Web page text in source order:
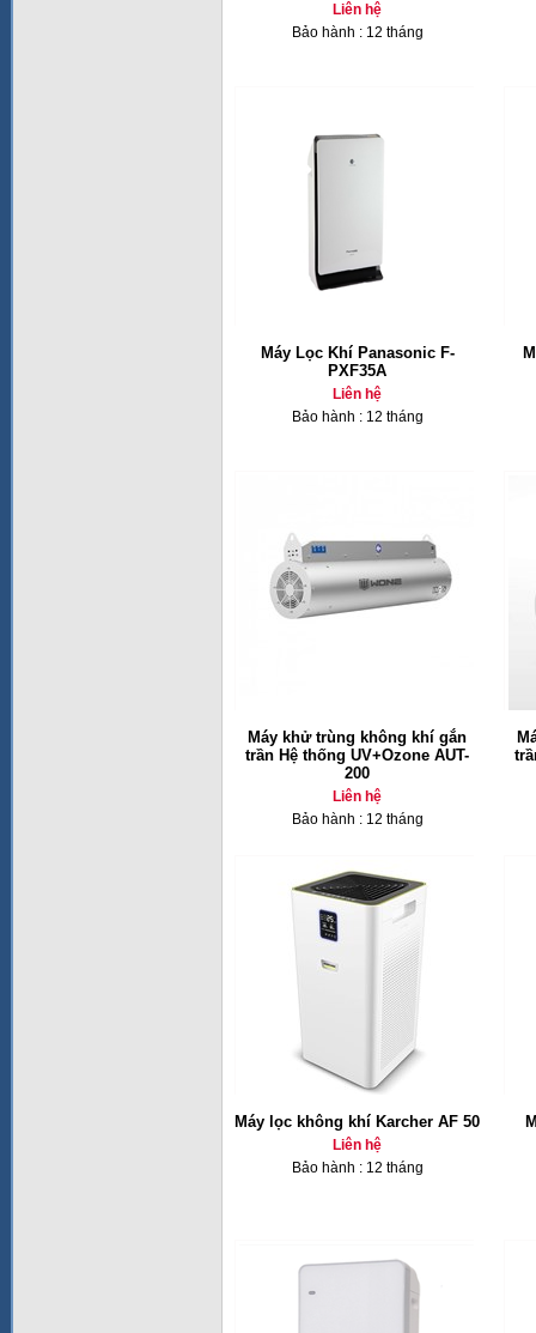
Liên hệ
Bảo hành : 12 tháng
Máy Lọc Khí Panasonic F-
PXF35A
Liên hệ
Bảo hành : 12 tháng
Máy khử trùng không khí gắn
trần Hệ thống UV+Ozone AUT-
200
Liên hệ
Bảo hành : 12 tháng
Máy lọc không khí Karcher AF 50
Liên hệ
Bảo hành : 12 tháng